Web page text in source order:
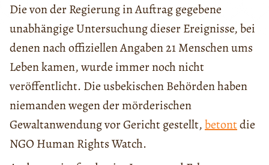
Die von der Regierung in Auftrag gegebene
unabhängige Untersuchung dieser Ereignisse, bei
denen nach offiziellen Angaben 21 Menschen ums
Leben kamen, wurde immer noch nicht
veröffentlicht. Die usbekischen Behörden haben
niemanden wegen der mörderischen
Gewaltanwendung vor Gericht gestellt,betontdie
NGO Human Rights Watch.